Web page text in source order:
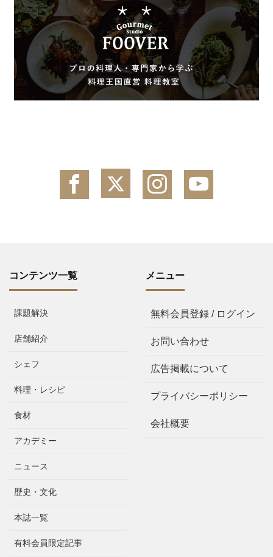
コンテンツ一覧
課題解決
店舗紹介
シェフ
料理・レシピ
食材
アカデミー
ニュース
歴史・文化
本誌一覧
有料会員限定記事
メニュー
無料会員登録 / ログイン
お問い合わせ
広告掲載について
プライバシーポリシー
会社概要